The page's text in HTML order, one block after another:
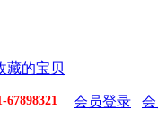
藏的宝贝
会员登录